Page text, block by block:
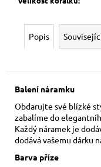
Popis
Balení náramku
Obdarujte své blízké
zabalíme do
Každý náramek je
dodává vašemu dárku
Barva příze